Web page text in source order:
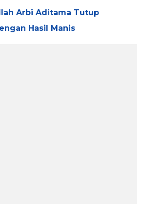
Arbi Aditama Tutup
Hasil Manis